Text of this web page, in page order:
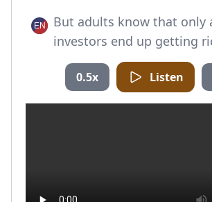
But adults know that only
investors end up getting
0.5x Listen